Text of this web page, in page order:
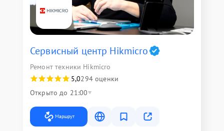
Сервисный центр Hikmicro
Ремонт техники Hikmicro
5,0294 оценки
Открыто до 21:00
Маршрут